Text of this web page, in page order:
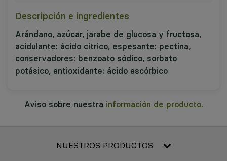
Descripción e ingredientes
Arándano, azúcar, jarabe de glucosa y fructosa,
acidulante: ácido cítrico, espesante: pectina,
conservadores: benzoato sódico, sorbato
potásico, antioxidante: ácido ascórbico
Aviso sobre nuestra información de producto.
NUESTROS PRODUCTOS